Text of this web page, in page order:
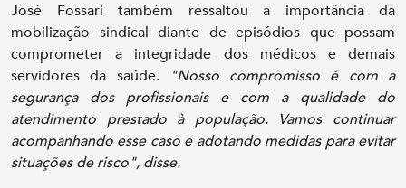
José Fossari também ressaltou a importância da
mobilização sindical diante de episódios que possam
comprometer a integridade dos médicos e demais
servidores da saúde.
"Nosso compromisso é com a
segurança dos profissionais e com a qualidade do
atendimento prestado à população. Vamos continuar
acompanhando esse caso e adotando medidas para evitar
situações de risco", disse.